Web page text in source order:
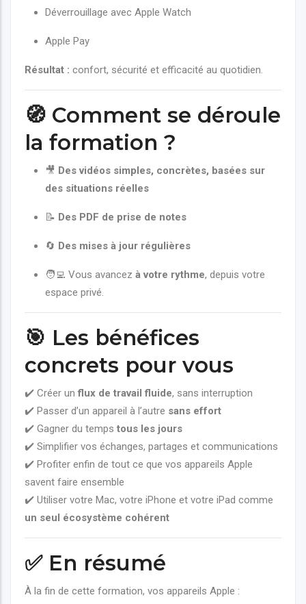
Déverrouillage avec Apple Watch
Apple Pay
Résultat : confort, sécurité et efficacité au quotidien.
🧭 Comment se déroule
la formation ?
🎥 Des vidéos simples, concrètes, basées sur
des situations réelles
📝 Des PDF de prise de notes
🔄 Des mises à jour régulières
🧑‍💻 Vous avancez à votre rythme, depuis votre
espace privé.
🎯 Les bénéfices
concrets pour vous
✔️ Créer unflux de travail fluide, sans interruption
✔️ Passer d’un appareil à l’autre sans effort
✔️ Gagner du temps tous les jours
✔️ Simplifier vos échanges, partages et communications
✔️ Profiter enfin de tout ce que vos appareils Apple
savent faire ensemble
✔️ Utiliser votre Mac, votre iPhone et votre iPad comme
un seul écosystème cohérent
✅ En résumé
À la fin de cette formation, vos appareils Apple :